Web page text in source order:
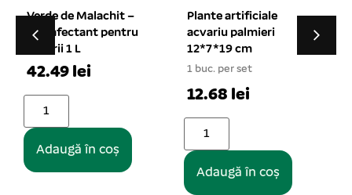
Plante artificiale
acvariu palmieri
12*7*19 cm
1 buc. per set
12.68 lei
Adaugă în coș
Adaugă în coș